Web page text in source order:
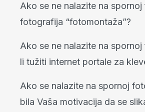
Ako se ne nalazite na
fotografija “fotomontaža”?
Ako se ne nalazite na
li tužiti internet portale za
Ako se nalazite na spornoj
bila Vaša motivacija da se